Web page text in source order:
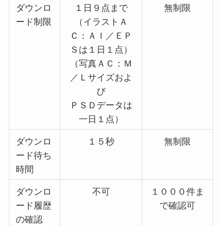
ダウンロ
ード制限
１日９点まで
（イラストＡ
Ｃ：ＡＩ／ＥＰ
Ｓは１日１点）
（写真ＡＣ：Ｍ
／Ｌサイズおよ
び
ＰＳＤデータは
一日１点）
無制限
ダウンロ
ード待ち
時間
１５秒 無制限
ダウンロ
ード履歴
の確認
不可
１０００件ま
で確認可